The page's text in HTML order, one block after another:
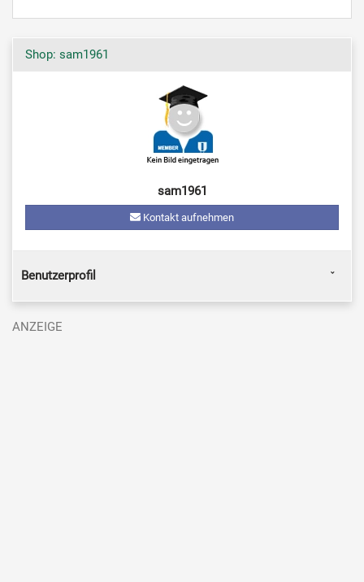
Shop: sam1961
sam1961
Kontakt aufnehmen
Benutzerprofil